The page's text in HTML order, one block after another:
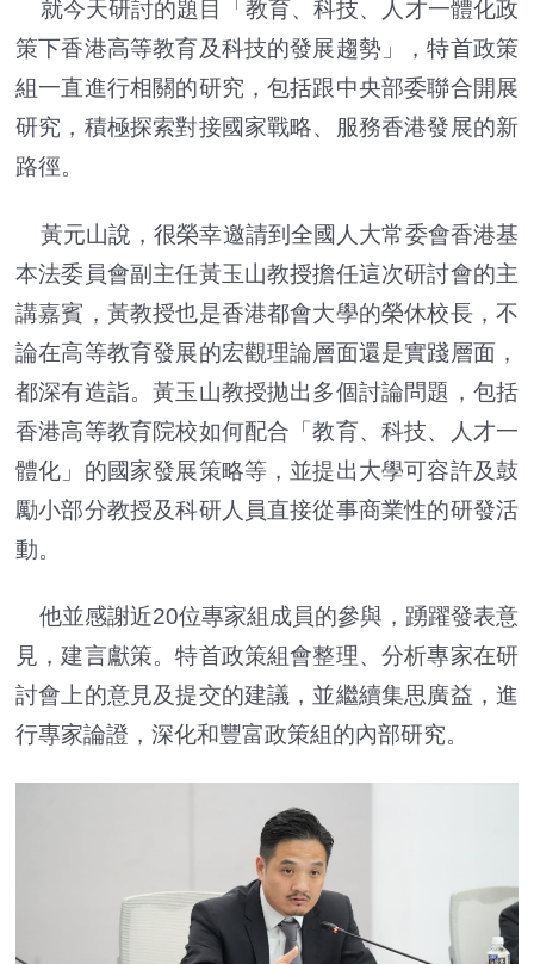
就今天研討的題目「教育、科技、人才一體化政
策下香港高等教育及科技的發展趨勢」，特首政策
組一直進行相關的研究，包括跟中央部委聯合開展
研究，積極探索對接國家戰略、服務香港發展的新
路徑。
黃元山說，很榮幸邀請到全國人大常委會香港基
本法委員會副主任黃玉山教授擔任這次研討會的主
講嘉賓，黃教授也是香港都會大學的榮休校長，不
論在高等教育發展的宏觀理論層面還是實踐層面，
都深有造詣。黃玉山教授拋出多個討論問題，包括
香港高等教育院校如何配合「教育、科技、人才一
體化」的國家發展策略等，並提出大學可容許及鼓
勵小部分教授及科研人員直接從事商業性的研發活
動。
他並感謝近20位專家組成員的參與，踴躍發表意
見，建言獻策。特首政策組會整理、分析專家在研
討會上的意見及提交的建議，並繼續集思廣益，進
行專家論證，深化和豐富政策組的內部研究。